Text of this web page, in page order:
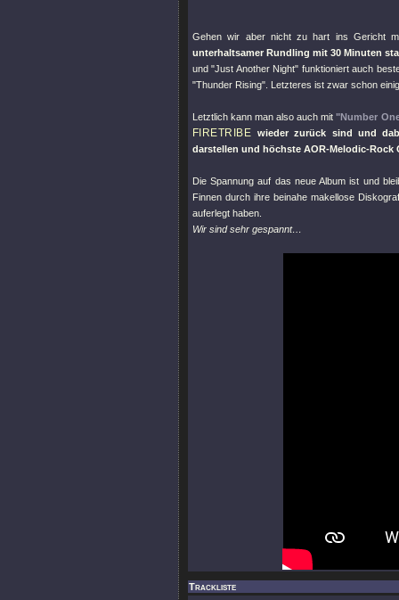
Gehen wir aber nicht zu hart ins Gericht
unterhaltsamer Rundling mit 30 Minuten
und"Just Another Night" funktioniert auch
"Thunder Rising" . Letzteres ist zwar schon
Letztlich kann man also auch mit"Number
FIRETRIBE wieder zurück sind und
darstellen und höchste AOR-Melodic-Rock
Die Spannung auf das neue Album ist und
Finnen durch ihre beinahe makellose
auferlegt haben.
Wir sind sehr gespannt…
Trackliste